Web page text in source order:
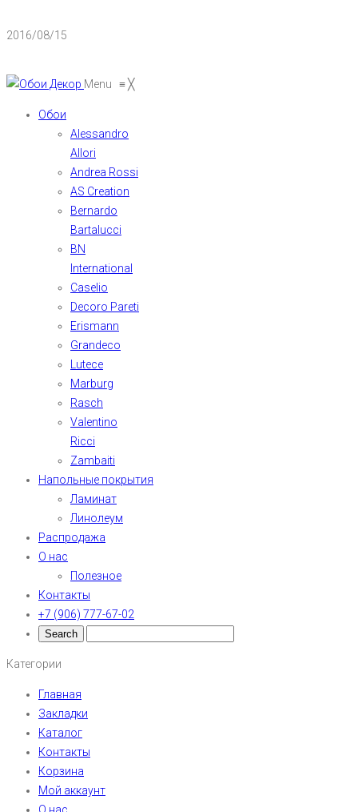
2016/08/15
Menu ≡╳
Обои
Alessandro
Allori
Andrea Rossi
AS Creation
Bernardo
Bartalucci
BN
International
Caselio
Decoro Pareti
Erismann
Grandeco
Lutece
Marburg
Rasch
Valentino
Ricci
Zambaiti
Напольные покрытия
Ламинат
Линолеум
Распродажа
О нас
Полезное
Контакты
+7 (906) 777-67-02
Категории
Главная
Закладки
Каталог
Контакты
Корзина
Мой аккаунт